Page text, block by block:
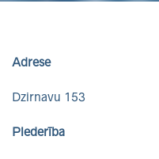
Adrese
Dzirnavu 153
Piederība